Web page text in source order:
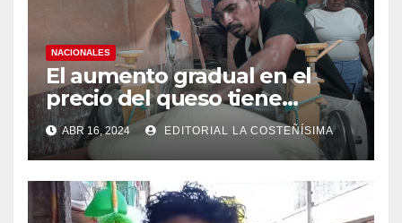
NACIONALES
El aumento gradual en el
precio del queso tiene
efectos a las Panaderias
ABR 16, 2024 EDITORIAL LA COSTEÑÍSIMA